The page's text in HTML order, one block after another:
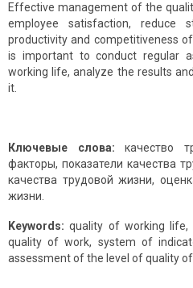
Effective management of the
employee satisfaction, reduce
productivity and competitiveness
is important to conduct regular
working life, analyze the results
it.
Ключевые слова: качество
факторы, показатели качества
качества трудовой жизни,
жизни.
Keywords: quality of working life,
quality of work, system of
assessment of the level of quality of